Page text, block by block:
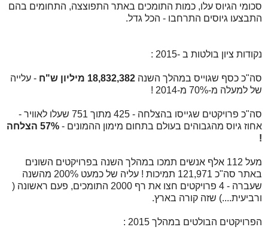
סכומי הגיוס עלו, כמות התומכים באתר התפוצצה, התחומים בהם
התבצעו גיוסים התרחבו - הכל גדל.
נקודות ציון בולטות ב -2015 :
סה"כ כסף שגוייס במהלך השנה 18,832,382 מיליון ש"ח
- עלייה
של למעלה מ-70% מ-2014 !
סה"כ פרויקטים שגייסו בהצלחה - 425 מתוך 751 שעלו לאוויר -
אחוז גיוס מהגבוהים בעולם בתחום מימון ההמונים -
57% הצלחה
!
מעל 112 אלף אנשים תמכו במהלך השנה בפרויקטים השונים
באתר סה"כ 121,971 תמיכות ! עליה של כמעט 200% מהשנה
שעברה - 4 פרויקטים חצו את רף 2000 התומכים, פעם ראשונה (
ורביעית....) שזה קורה בארץ.
הפרויקטים הבולטים במהלך 2015 :